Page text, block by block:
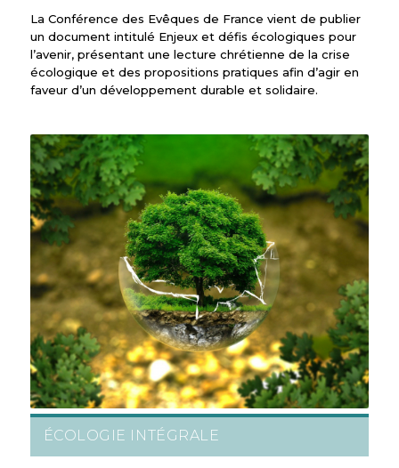
La Conférence des Evêques de France vient de publier
un document intitulé Enjeux et défis écologiques pour
l’avenir, présentant une lecture chrétienne de la crise
écologique et des propositions pratiques afin d’agir en
faveur d’un développement durable et solidaire.
ÉCOLOGIE INTÉGRALE